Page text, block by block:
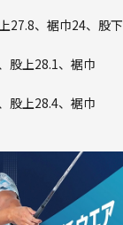
27.8、裾巾24、股下
股上28.1、裾巾
股上28.4、裾巾